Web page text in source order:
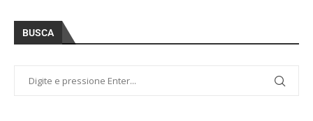
BUSCA